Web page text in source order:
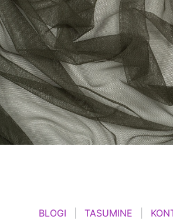
BLOGI TASUMINE